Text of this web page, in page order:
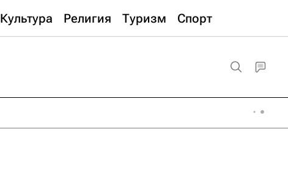
Культура Религия Туризм Спорт